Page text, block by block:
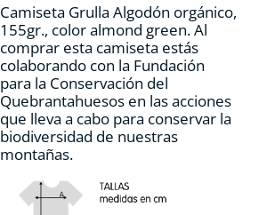
página
de
producto
Camiseta Grulla Algodón orgánico,
155gr., coloralmond green.Al
comprar esta camiseta estás
colaborando con la Fundación
para la Conservación del
Quebrantahuesos en las acciones
que lleva a cabo para conservar la
biodiversidad de nuestras
montañas.